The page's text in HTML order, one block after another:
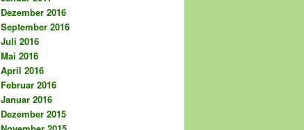
Dezember 2016
September 2016
Juli 2016
Mai 2016
April 2016
Februar 2016
Januar 2016
Dezember 2015